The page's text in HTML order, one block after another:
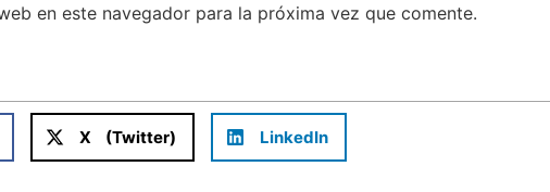
en este navegador para la próxima vez que comente.
X (Twitter) LinkedIn